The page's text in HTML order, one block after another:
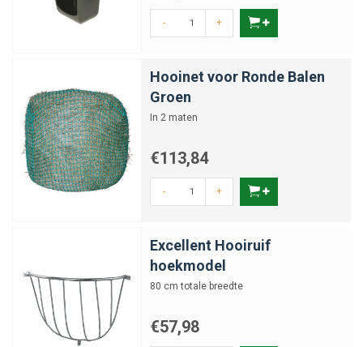
- +
Hooinet voor Ronde Balen
Groen
In 2 maten
€113,84
- +
Excellent Hooiruif
hoekmodel
80 cm totale breedte
€57,98